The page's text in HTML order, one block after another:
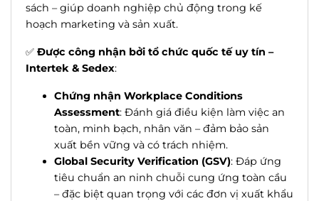
sách – giúp doanh nghiệp chủ động trong kế
hoạch marketing và sản xuất.
✅ Được công nhận bởi tổ chức quốc tế uy tín –
Intertek & Sedex:
Chứng nhận Workplace Conditions
Assessment: Đánh giá điều kiện làm việc an
toàn, minh bạch, nhân văn – đảm bảo sản
xuất bền vững và có trách nhiệm.
Global Security Verification (GSV): Đáp ứng
tiêu chuẩn an ninh chuỗi cung ứng toàn cầu
– đặc biệt quan trọng với các đơn vị xuất khẩu